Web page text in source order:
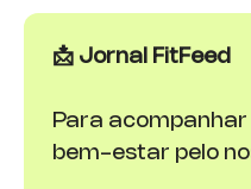
📩 Jornal FitFeed
Para acompanhar
bem-estar pelo